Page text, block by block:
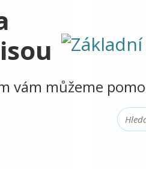
vám můžeme